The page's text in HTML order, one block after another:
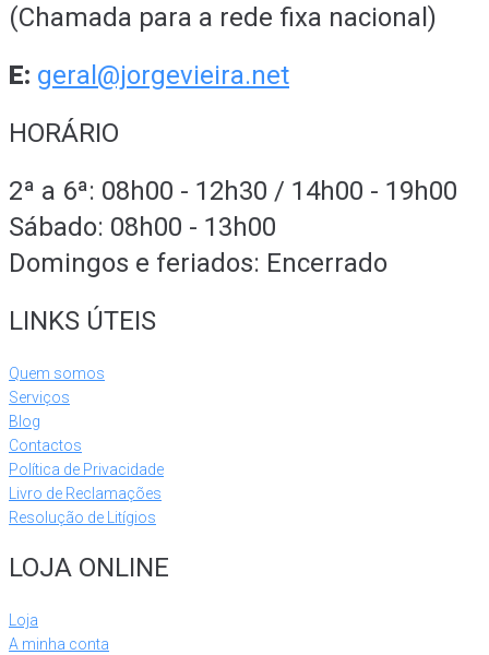
(Chamada para a rede fixa nacional)
E: geral@jorgevieira.net
HORÁRIO
2ª a 6ª: 08h00 - 12h30 / 14h00 - 19h00
Sábado: 08h00 - 13h00
Domingos e feriados: Encerrado
LINKS ÚTEIS
Quem somos
Serviços
Blog
Contactos
Política de Privacidade
Livro de Reclamações
Resolução de Litígios
LOJA ONLINE
Loja
A minha conta